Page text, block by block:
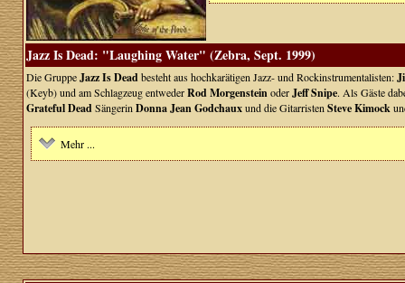
Jazz Is Dead: "Laughing Water" (Zebra, Sept. 1999)
Die GruppeJazz Is Dead besteht aus hochkarätigen Jazz- und Rockinstrumentalisten:
(Keyb) und am Schlagzeug entwederRod Morgenstein oderJeff Snipe. Als Gäste
Grateful Dead Sängerin Donna Jean Godchauxund die Gitarristen Steve Kimock
Mehr ...